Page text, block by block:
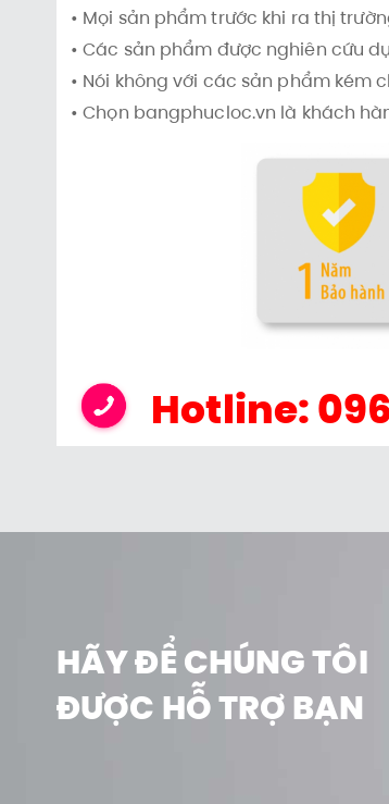
• Mọi sản phẩm trước khi ra thị
• Các sản phẩm được nghiên cứu
• Nói không với các sản phẩm kém
• Chọn bangphucloc.vn là khách
Hotline:
HÃY ĐỂ CHÚNG TÔI
ĐƯỢC HỖ TRỢ BẠN